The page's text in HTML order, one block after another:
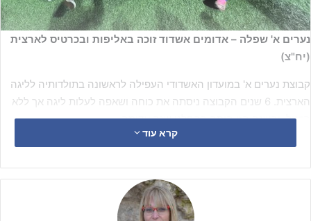
נערים א' שפלה – אדומים אשדוד זוכה באליפות ובכרטיס לארצית
(יח"צ)
קבוצת נערים א' במועדון האשדודי העפילה לראשונה בתולדותיה לליגה
הארצית. 6 שנים הקבוצה ניסתה את כוחה ושאפה לעלות ליגה אך ללא
הואיל. והשנה הזו היתה בהחלט שנה אדומה.
בהליכה. חניכיו של דוד יפת עלו לכר הדשא משחק אחר משחק גרפו את
3 הנקודות ובשלב מסוים של העונה היה זה אך ברור שהם מגיעים לנצח
קרא עוד